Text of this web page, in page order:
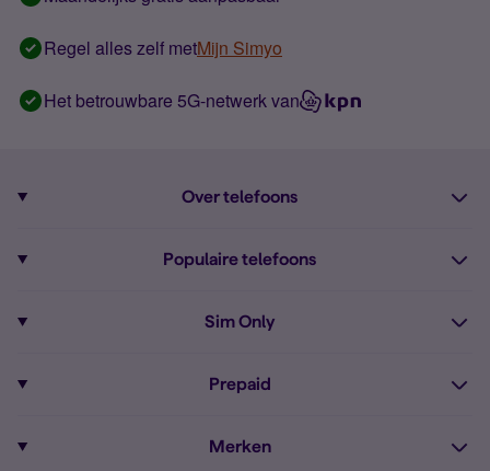
Regel alles zelf metMijn Simyo
Het betrouwbare 5G-netwerk van
Over telefoons
Alle telefoons
Populaire telefoons
iPhone 16
Sim Only
Onbeperkt bellen
Prepaid
Merken